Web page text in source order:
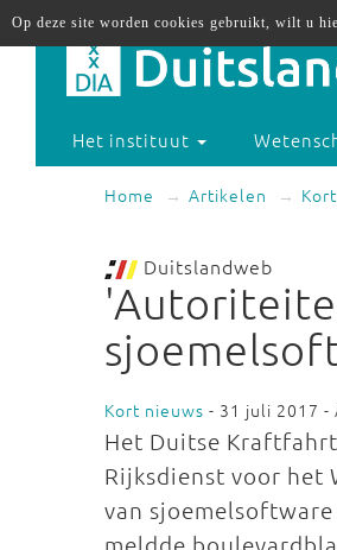
Het instituut
Home Artikelen
Duitslandweb
Kort nieuws - 31 juli 2017 -
Het Duitse
Rijksdienst voor het
van
meldde
Op deze site worden cookies gebruikt, wilt u